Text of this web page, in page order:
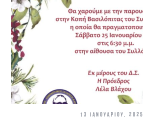
13 ΙΑΝΟΥΑΡΊΟΥ, 2025